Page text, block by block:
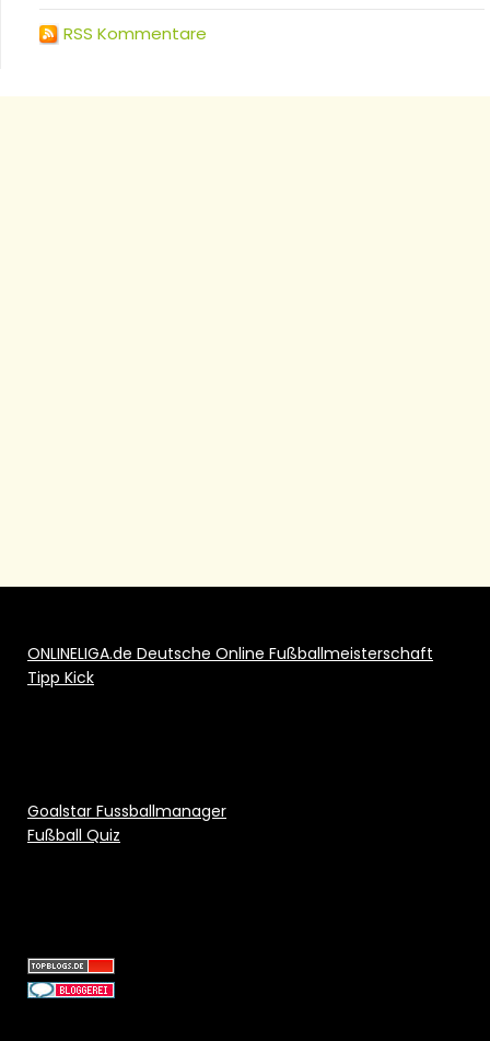
RSS Kommentare
ONLINELIGA.de Deutsche Online Fußballmeisterschaft
Tipp Kick
Goalstar Fussballmanager
Fußball Quiz